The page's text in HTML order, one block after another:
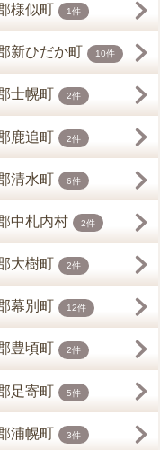
様似町 1件
新ひだか町 10件
士幌町 2件
鹿追町 2件
清水町 6件
中札内村 2件
大樹町 2件
幕別町 12件
豊頃町 2件
足寄町 5件
浦幌町 3件